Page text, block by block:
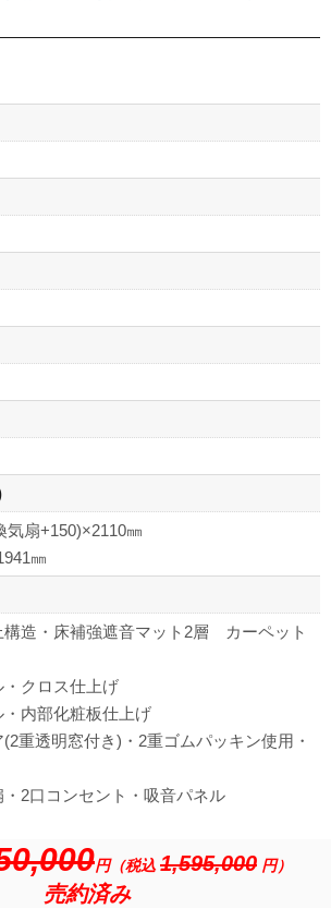
気扇+150)×2110㎜
㎜
構造・床補強遮音マット2層 カーペット
クロス仕上げ
内部化粧板仕上げ
重透明窓付き)・2重ゴムパッキン使用・
2口コンセント・吸音パネル
円（税込 1,595,000 円）
売約済み